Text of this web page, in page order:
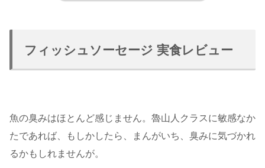
フィッシュソーセージ 実食レビュー
魚の臭みはほとんど感じません。魯山人クラスに敏感なか
たであれば、もしかしたら、まんがいち、臭みに気づかれ
るかもしれませんが。